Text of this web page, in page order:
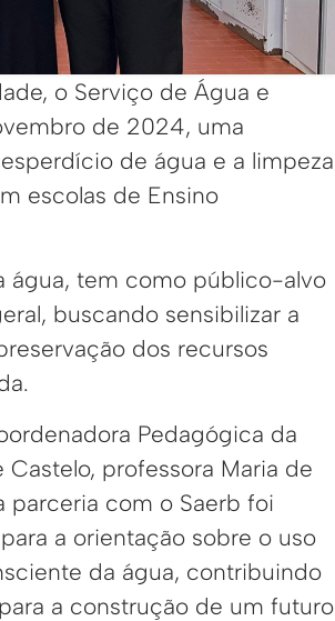
o Serviço de Água e
de 2024, uma
de água e a limpeza
escolas de Ensino
água, tem como público-alvo
buscando sensibilizar a
dos recursos
Pedagógica da
Castelo, professora Maria de
parceria com o Saerb foi
a orientação sobre o uso
da água, contribuindo
a construção de um futuro